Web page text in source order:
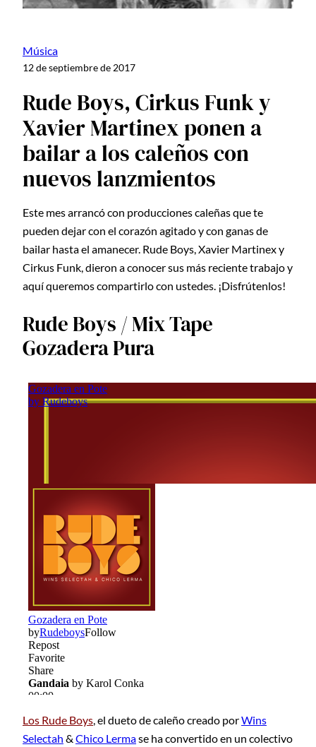
Música
12 de septiembre de 2017
Rude Boys, Cirkus Funk y
Xavier Martinex ponen a
bailar a los caleños con
nuevos lanzmientos
Este mes arrancó con producciones caleñas que te
pueden dejar con el corazón agitado y con ganas de
bailar hasta el amanecer. Rude Boys, Xavier Martinex y
Cirkus Funk, dieron a conocer sus más reciente trabajo y
aquí queremos compartirlo con ustedes. ¡Disfrútenlos!
Rude Boys / Mix Tape
Gozadera Pura
Los Rude Boys,el dueto de caleño creado porWins
Selectah & Chico Lermase ha convertido en un colectivo